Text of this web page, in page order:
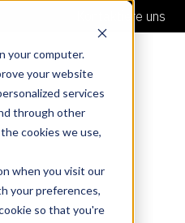
your computer.
your website
services
through other
cookies we use,
when you visit our
your preferences,
so that you're
Kontaktiere uns